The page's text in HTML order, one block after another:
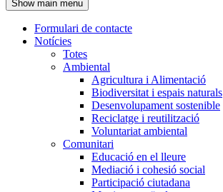
l'encapçalament
Show main menu
Navegació
principal
Formulari de contacte
Notícies
Totes
Ambiental
Agricultura i Alimentació
Biodiversitat i espais naturals
Desenvolupament sostenible
Reciclatge i reutilització
Voluntariat ambiental
Comunitari
Educació en el lleure
Mediació i cohesió social
Participació ciutadana